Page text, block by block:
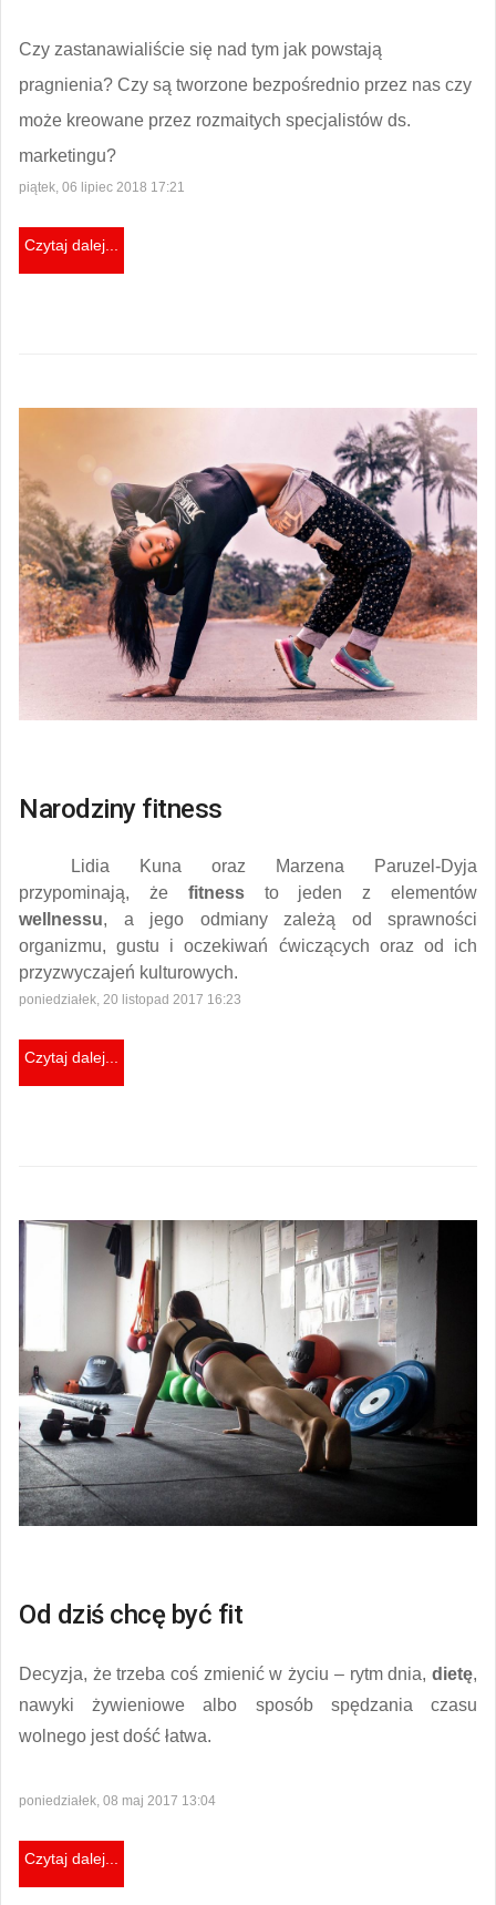
Czy zastanawialiście się nad tym jak powstają
pragnienia? Czy są tworzone bezpośrednio przez nas czy
może kreowane przez rozmaitych specjalistów ds.
marketingu?
piątek, 06 lipiec 2018 17:21
Czytaj dalej...
Narodziny fitness
Lidia Kuna oraz Marzena Paruzel-Dyja
przypominają, że fitnessto jeden z elementów
wellnessu, a jego odmiany zależą od sprawności
organizmu, gustu i oczekiwań ćwiczących oraz od ich
przyzwyczajeń kulturowych.
poniedziałek, 20 listopad 2017 16:23
Czytaj dalej...
Od dziś chcę być fit
Decyzja, że trzeba coś zmienić w życiu – rytm dnia, dietę,
nawyki żywieniowe albo sposób spędzania czasu
wolnego jest dość łatwa.
poniedziałek, 08 maj 2017 13:04
Czytaj dalej...